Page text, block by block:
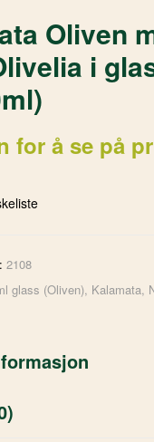
Oliven
i
for å se på
2108
glass (Oliven), Kalamata,